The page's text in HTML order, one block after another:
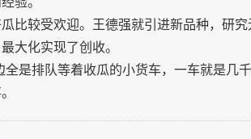
比较受欢迎。王德强就引进新品种，研
大化实现了创收。
全是排队等着收瓜的小货车，一车就是几